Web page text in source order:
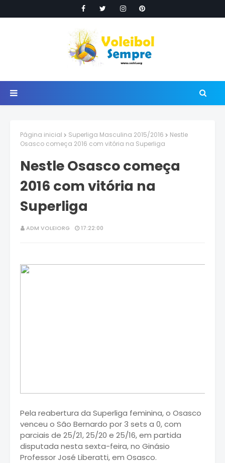
Página inicial Superliga Masculina 2015/2016
Nestle
Osasco começa 2016 com vitória na Superliga
Nestle Osasco começa
2016 com vitória na
Superliga
ADM VOLEIORG 17:22:00
Pela reabertura da Superliga feminina, o Osasco
venceu o São Bernardo por 3 sets a 0, com
parciais de 25/21, 25/20 e 25/16, em partida
disputada nesta sexta-feira, no Ginásio
Professor José Liberatti, em Osasco.